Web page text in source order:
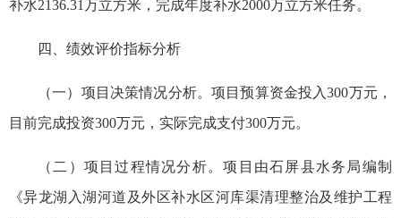
补水2136.31万立方米，完成年度补水2000万立方米任务。‬
四、绩效评价指标分析
（一）项目决策情况分析。项目预算资金投入300万元，
目前完成投资300万元，实际完成支付300万元。
（二）项目过程情况分析。项目由石屏县水务局编制
《异龙湖入湖河道及外区补水区河库渠清理整治及维护工程